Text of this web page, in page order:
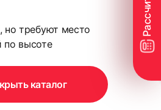
но требуют место
по высоте
каталог